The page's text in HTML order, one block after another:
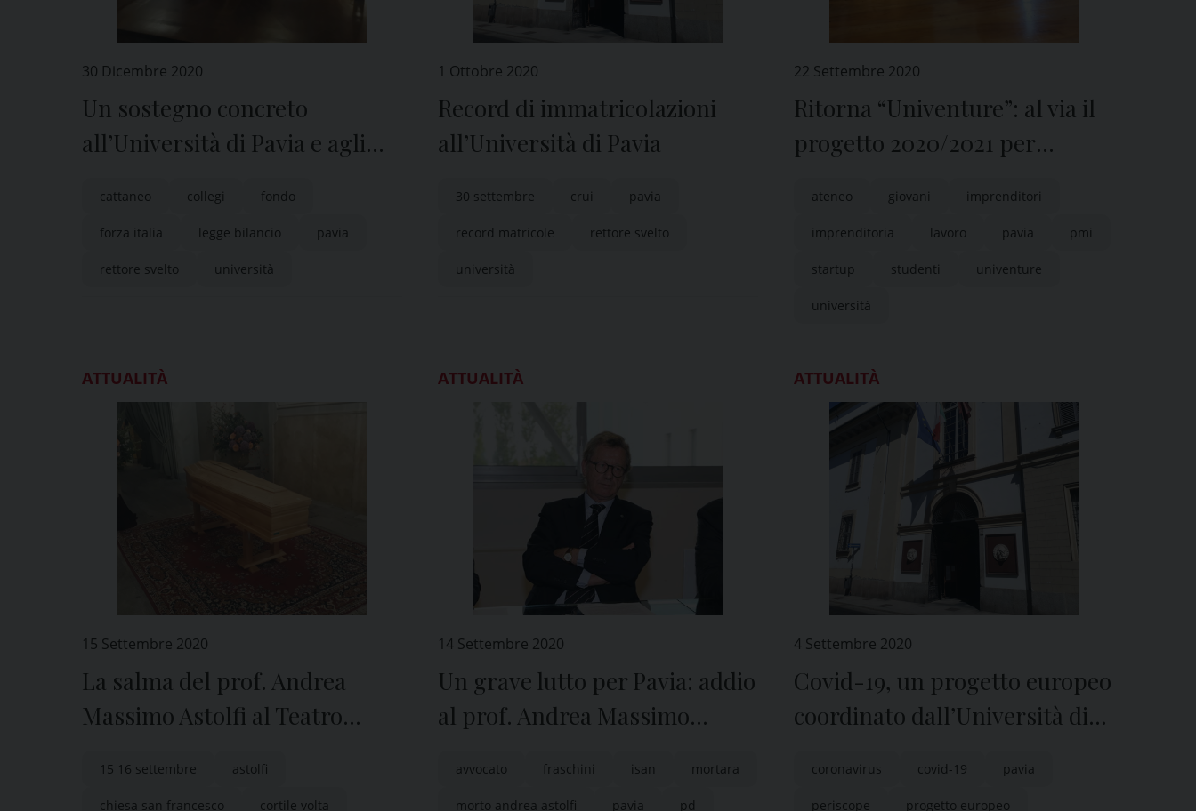
30 Dicembre 2020
Un sostegno concreto
all’Università di Pavia e agli
vocazione collegiale”
cattaneo collegi fondo
forza italia legge bilancio pavia
rettore svelto università
1 Ottobre 2020
Record di immatricolazioni
all’Università di Pavia
30 settembre crui pavia
record matricole rettore svelto
università
22 Settembre 2020
Ritorna “Univenture”: al via il
progetto 2020/2021 per
innovazione
ateneo giovani imprenditori
imprenditoria lavoro pavia pmi
startup studenti univenture
università
ATTUALITÀ
15 Settembre 2020
La salma del prof. Andrea
Massimo Astolfi al Teatro
15 16 settembre astolfi
chiesa san francesco cortile volta
ATTUALITÀ
14 Settembre 2020
Un grave lutto per Pavia: addio
al prof. Andrea Massimo
avvocato fraschini isan mortara
morto andrea astolfi pavia pd
ATTUALITÀ
4 Settembre 2020
Covid-19, un progetto europeo
coordinato dall’Università di
coronavirus covid-19 pavia
periscope progetto europeo